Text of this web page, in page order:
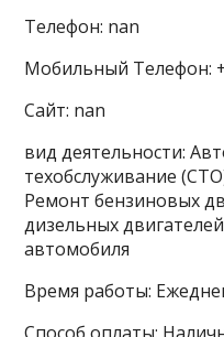
Телефон: nan
Мобильный Телефон:
Сайт: nan
вид деятельности:
техобслуживание
Ремонт бензиновых
дизельных
автомобиля
Время работы: